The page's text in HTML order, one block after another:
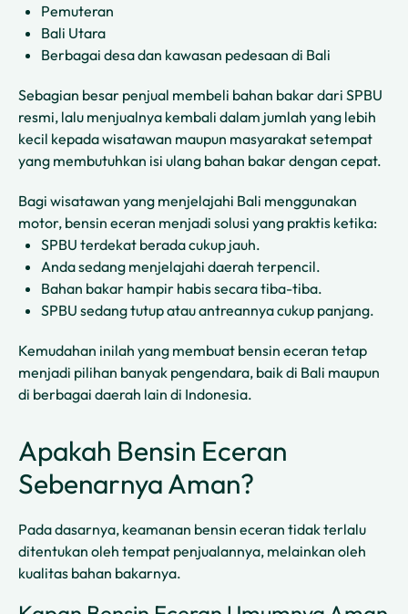
Pemuteran
Bali Utara
Berbagai desa dan kawasan pedesaan di Bali
Sebagian besar penjual membeli bahan bakar dari SPBU
resmi, lalu menjualnya kembali dalam jumlah yang lebih
kecil kepada wisatawan maupun masyarakat setempat
yang membutuhkan isi ulang bahan bakar dengan cepat.
Bagi wisatawan yang menjelajahi Bali menggunakan
motor, bensin eceran menjadi solusi yang praktis ketika:
SPBU terdekat berada cukup jauh.
Anda sedang menjelajahi daerah terpencil.
Bahan bakar hampir habis secara tiba-tiba.
SPBU sedang tutup atau antreannya cukup panjang.
Kemudahan inilah yang membuat bensin eceran tetap
menjadi pilihan banyak pengendara, baik di Bali maupun
di berbagai daerah lain di Indonesia.
Apakah Bensin Eceran
Sebenarnya Aman?
Pada dasarnya, keamanan bensin eceran tidak terlalu
ditentukan oleh tempat penjualannya, melainkan oleh
kualitas bahan bakarnya.